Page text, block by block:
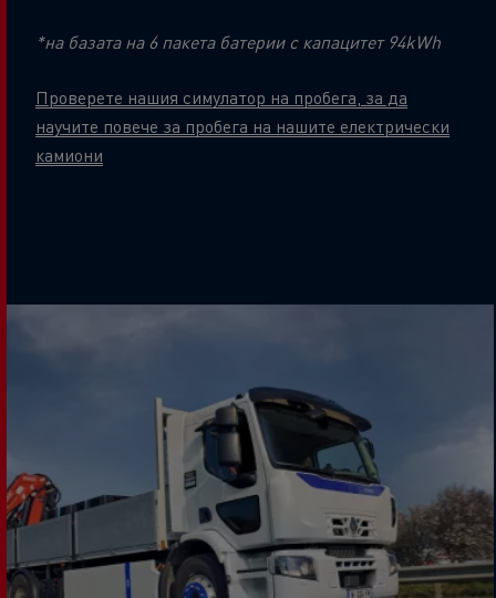
*на базата на 6 пакета батерии с капацитет 94kWh
Проверете нашия симулатор на пробега, за да
научите повече за пробега на нашите електрически
камиони